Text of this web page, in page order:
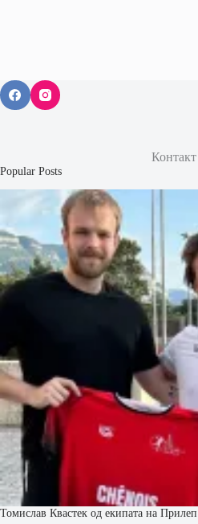
Контакт
Popular Posts
Томислав Квастек од екипата на